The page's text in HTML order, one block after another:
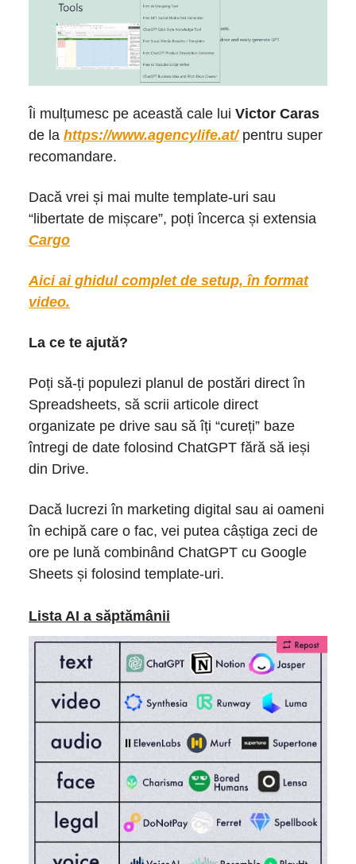
Îi mulțumesc pe această cale lui Victor Caras
de la https://www.agencylife.at/pentru super
recomandare.
Dacă vrei și mai multe template-uri sau
“libertate de mișcare”, poți încerca și extensia
Cargo
Aici ai ghidul complet de setup, în format
video.
La ce te ajută?
Poți să-ți populezi planul de postări direct în
Spreadsheets, să scrii articole direct
organizate pe drive sau să îți “cureți” baze
întregi de date folosind ChatGPT fără să ieși
din Drive.
Dacă lucrezi în marketing digital sau ai oameni
în echipă care o fac, vei putea câștiga zeci de
ore pe lună combinând ChatGPT cu Google
Sheets și folosind template-uri.
Lista AI a săptămânii